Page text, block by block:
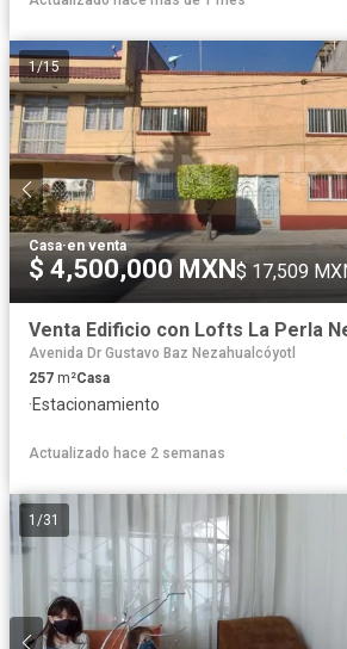
1/15
Casa·en venta
$ 4,500,000 MXN$ 17,509
Avenida Dr Gustavo Baz Nezahualcóyotl
257 m²Casa
·Estacionamiento
Actualizado hace 2 semanas
1 /31